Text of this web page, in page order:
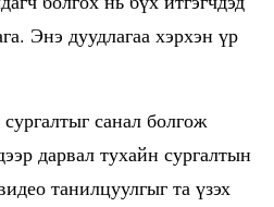
Энэ дуудлагаа хэрхэн үр
санал болгож
дарвал тухайн сургалтын
танилцуулгыг та үзэх